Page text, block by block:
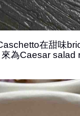
在甜味
為Caesar salad